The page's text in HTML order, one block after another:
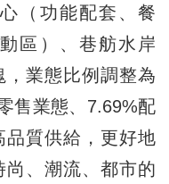
（功能配套、餐
區）、巷舫水岸
，業態比例調整為
售業態、7.69%配
品質供給，更好地
尚、潮流、都市的